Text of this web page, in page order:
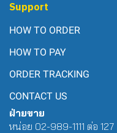
Support
HOW TO ORDER
HOW TO PAY
ORDER TRACKING
CONTACT US
ฝ่ายขาย
หน่อย 02-989-1111 ต่อ 127